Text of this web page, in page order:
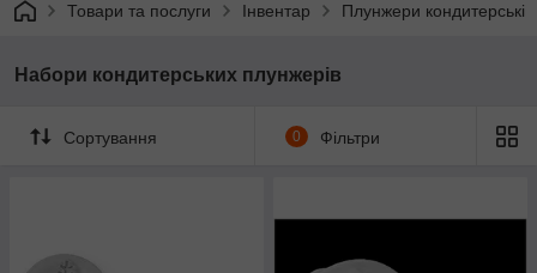
Товари та послуги Інвентар Плунжери кондитерські
Набори кондитерських плунжерів
Сортування 0 Фільтри